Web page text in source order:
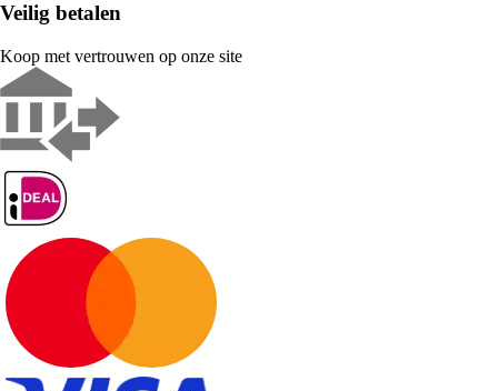
Veilig betalen
Koop met vertrouwen op onze site